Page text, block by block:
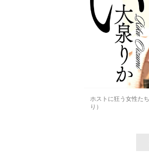
ホストに狂う女性た
り）